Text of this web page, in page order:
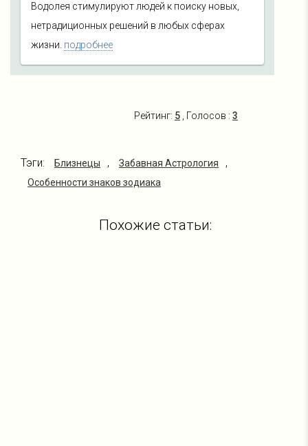
Водолея стимулируют людей к поиску новых,
нетрадиционных решений в любых сферах
жизни. подробнее
Рейтинг: 5 , Голосов : 3
Тэги: Близнецы , Забавная Астрология ,
Особенности знаков зодиака
Похожие статьи: